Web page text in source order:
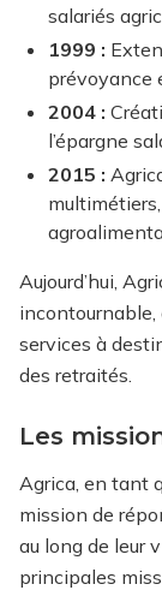
salariés
1999 :
prévoyance
2004 :
l’épargne
2015 :
Aujourd’hui,
services à
des retraités.
Les
Agrica, en tant
mission de
au long de leur
principales